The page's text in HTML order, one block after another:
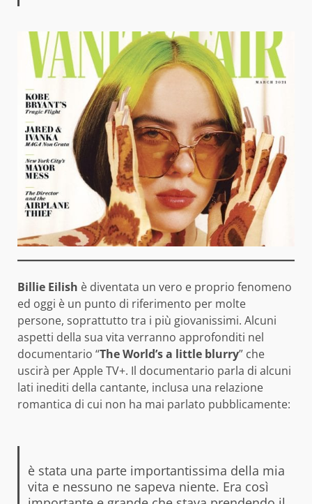
Billie Eilish è diventata un vero e proprio fenomeno
ed oggi è un punto di riferimento per molte
persone, soprattutto tra i più giovanissimi. Alcuni
aspetti della sua vita verranno approfonditi nel
documentario “The World’s a little blurry” che
uscirà per Apple TV+. Il documentario parla di alcuni
lati inediti della cantante, inclusa una relazione
romantica di cui non ha mai parlato pubblicamente:
è stata una parte importantissima della mia
vita e nessuno ne sapeva niente. Era così